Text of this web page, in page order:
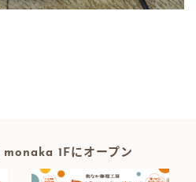
monaka 1Fにオープン